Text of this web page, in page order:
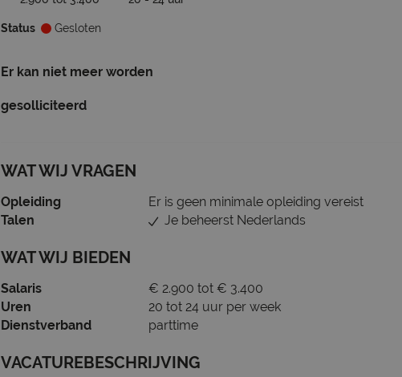
Status Gesloten
Er kan niet meer worden
gesolliciteerd
WAT WIJ VRAGEN
Opleiding
Er is geen minimale opleiding vereist
Talen
Je beheerst Nederlands
WAT WIJ BIEDEN
Salaris
€ 2.900 tot € 3.400
Uren
20 tot 24 uur per week
Dienstverband
parttime
VACATUREBESCHRIJVING